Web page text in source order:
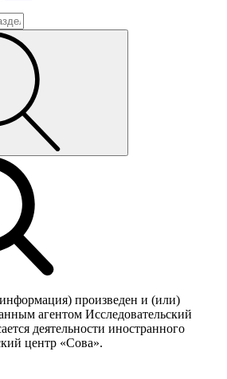
произведен и (или)
агентом Исследовательский
деятельности иностранного
центр «Сова».